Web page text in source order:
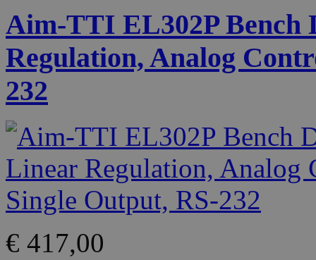
Aim-TTI EL302P Bench
Regulation, Analog
232
€ 417,00